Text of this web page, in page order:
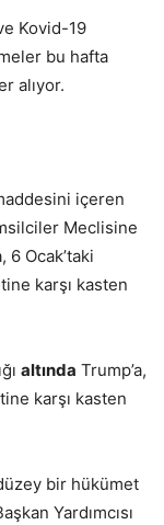
Kovid-19
bu hafta
alıyor.
içeren
Meclisine
6 Ocak’taki
karşı kasten
altında Trump’a,
karşı kasten
bir hükümet
Yardımcısı